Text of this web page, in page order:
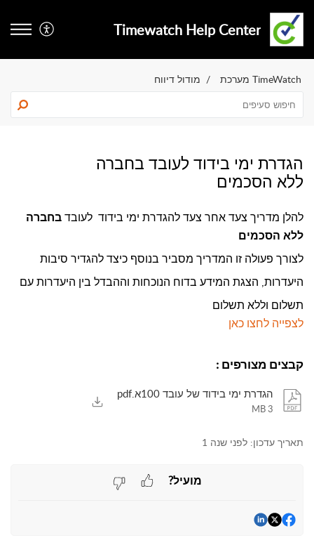
Timewatch Help Center
TimeWatch מערכת מודול דיווח
הגדרת ימי בידוד לעובד בחברה
ללא הסכמים
להלן מדריך צעד אחר צעד להגדרת ימי בידוד  לעובד
ללא הסכמים
לצורך פעולה זו המדריך מסביר בנוסף כיצד להגדיר סיבות
היעדרות, הצגת המידע בדוח הנוכחות וההבדל בין היעדרות עם
תשלום וללא תשלום
לצפייה לחצו כאן
קבצים מצורפים :
הגדרת ימי בידוד של עובד 100א.pdf
3 MB
תאריך עדכון: לפני שנה 1
מועיל?